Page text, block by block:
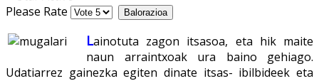
Please Rate
Lainotuta zagon itsasoa, eta hik maite
naun arraintxoak ura baino gehiago.
Udatiarrez gainezka egiten dinate itsas- ibilbideek eta